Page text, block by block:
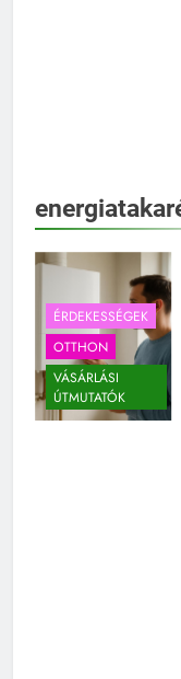
ÉRDEKESSÉGEK
OTTHON
VÁSÁRLÁSI
ÚTMUTATÓK